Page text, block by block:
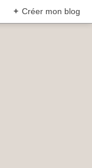
+ Créer mon blog